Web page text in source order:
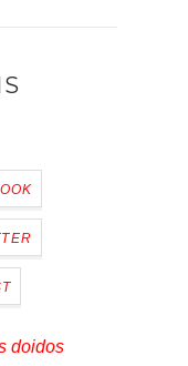
doidos